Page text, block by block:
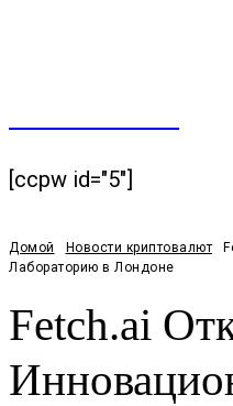
[ccpw id="5"]
Домой Новости криптовалют
Лабораторию в Лондоне
Fetch.ai